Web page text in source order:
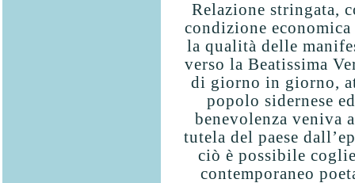
Relazione stringata,
condizione
la qualità delle
verso la Beatissima
di giorno in giorno,
popolo sidernese
benevo­lenza veniva
tutela del paese
ciò è possibile
contemporaneo